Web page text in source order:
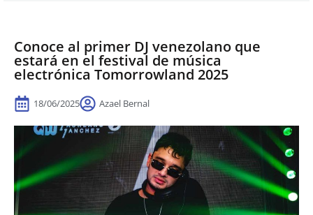
Conoce al primer DJ venezolano que
estará en el festival de música
electrónica Tomorrowland 2025
18/06/2025 Azael Bernal